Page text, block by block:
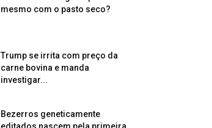
mesmo com o pasto seco?
Trump se irrita com preço da
carne bovina e manda
investigar...
Bezerros geneticamente